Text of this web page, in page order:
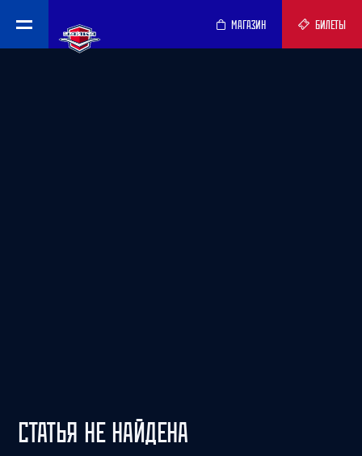
МАГАЗИН БИЛЕТЫ
СТАТЬЯ НЕ НАЙДЕНА